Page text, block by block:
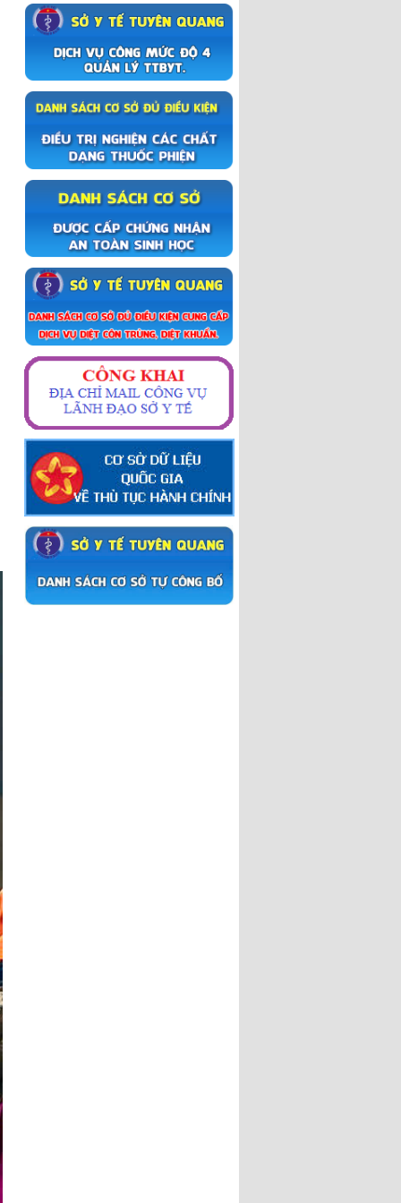
Đỡ đẻ thường phần 2
Đỡ để thường phần 1
Sinh mổ
Lẻ loi người thầy thuốc
Chân- Miệng
Trập trùng mây núi Hà Giang
Khoảnh khắc Hà Giang
Du lịch Hà Giang 2017